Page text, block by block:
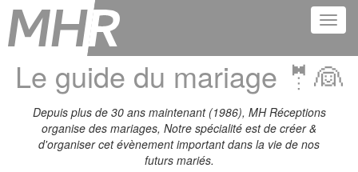
Le guide du mariage 🤵👰
Depuis plus de 30 ans maintenant (1986), MH Réceptions
organise des mariages, Notre spécialité est de créer &
d'organiser cet évènement important dans la vie de nos
futurs mariés.